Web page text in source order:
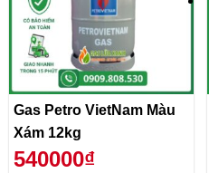
Gas Petro VietNam Màu
Xám 12kg
540000₫